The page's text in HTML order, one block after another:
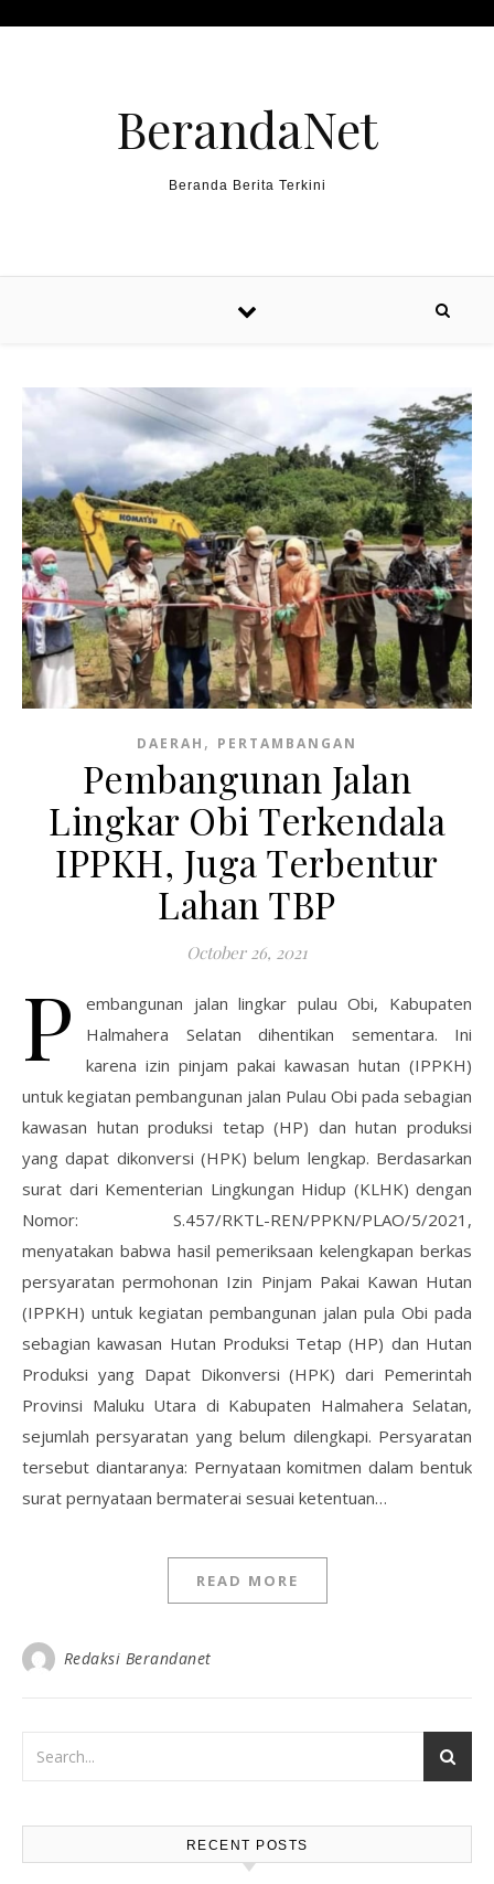
BerandaNet
Beranda Berita Terkini
DAERAH , PERTAMBANGAN
Pembangunan Jalan
Lingkar Obi Terkendala
IPPKH, Juga Terbentur
Lahan TBP
October 26, 2021
P
embangunan jalan lingkar pulau Obi, Kabupaten
Halmahera Selatan dihentikan sementara. Ini
karena izin pinjam pakai kawasan hutan (IPPKH)
untuk kegiatan pembangunan jalan Pulau Obi pada sebagian
kawasan hutan produksi tetap (HP) dan hutan produksi
yang dapat dikonversi (HPK) belum lengkap. Berdasarkan
surat dari Kementerian Lingkungan Hidup (KLHK) dengan
Nomor: S.457/RKTL-REN/PPKN/PLAO/5/2021,
menyatakan babwa hasil pemeriksaan kelengkapan berkas
persyaratan permohonan Izin Pinjam Pakai Kawan Hutan
(IPPKH) untuk kegiatan pembangunan jalan pula Obi pada
sebagian kawasan Hutan Produksi Tetap (HP) dan Hutan
Produksi yang Dapat Dikonversi (HPK) dari Pemerintah
Provinsi Maluku Utara di Kabupaten Halmahera Selatan,
sejumlah persyaratan yang belum dilengkapi. Persyaratan
tersebut diantaranya: Pernyataan komitmen dalam bentuk
surat pernyataan bermaterai sesuai ketentuan…
READ MORE
Redaksi Berandanet
RECENT POSTS